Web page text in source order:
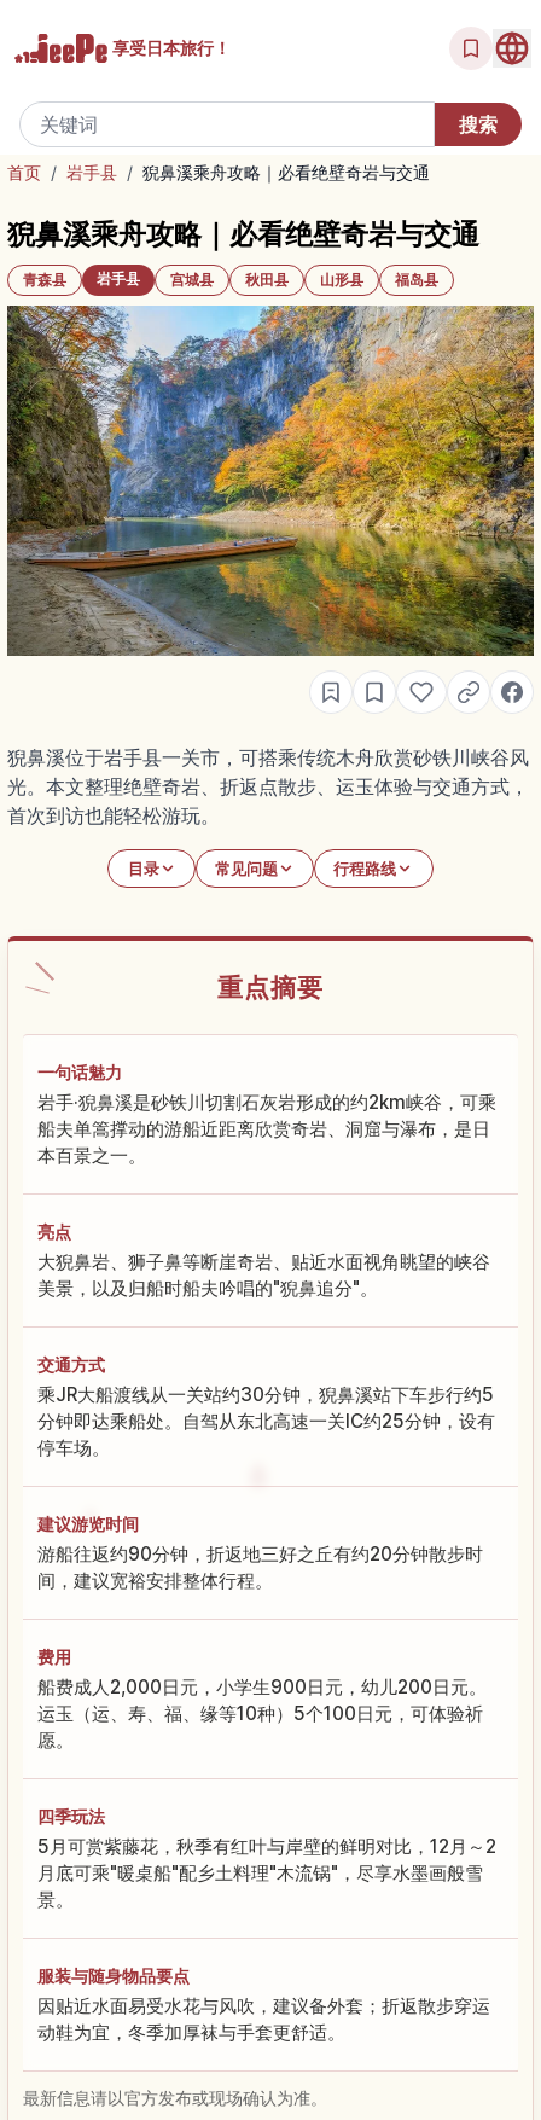
享受日本旅行！
首页 / 岩手县 / 猊鼻溪乘舟攻略｜必看绝壁奇岩与交通
猊鼻溪乘舟攻略｜必看绝壁奇岩与交通
青森县 岩手县 宫城县 秋田县 山形县 福岛县
猊鼻溪位于岩手县一关市，可搭乘传统木舟欣赏砂铁川峡谷风
光。本文整理绝壁奇岩、折返点散步、运玉体验与交通方式，
首次到访也能轻松游玩。
目录 常见问题 行程路线
重点摘要
一句话魅力
岩手·猊鼻溪是砂铁川切割石灰岩形成的约2km峡谷，可乘
船夫单篙撑动的游船近距离欣赏奇岩、洞窟与瀑布，是日
本百景之一。
亮点
大猊鼻岩、狮子鼻等断崖奇岩、贴近水面视角眺望的峡谷
美景，以及归船时船夫吟唱的"猊鼻追分"。
交通方式
乘JR大船渡线从一关站约30分钟，猊鼻溪站下车步行约5
分钟即达乘船处。自驾从东北高速一关IC约25分钟，设有
停车场。
建议游览时间
游船往返约90分钟，折返地三好之丘有约20分钟散步时
间，建议宽裕安排整体行程。
费用
船费成人2,000日元，小学生900日元，幼儿200日元。
运玉（运、寿、福、缘等10种）5个100日元，可体验祈
愿。
四季玩法
5月可赏紫藤花，秋季有红叶与岸壁的鲜明对比，12月～2
月底可乘"暖桌船"配乡土料理"木流锅"，尽享水墨画般雪
景。
服装与随身物品要点
因贴近水面易受水花与风吹，建议备外套；折返散步穿运
动鞋为宜，冬季加厚袜与手套更舒适。
最新信息请以官方发布或现场确认为准。